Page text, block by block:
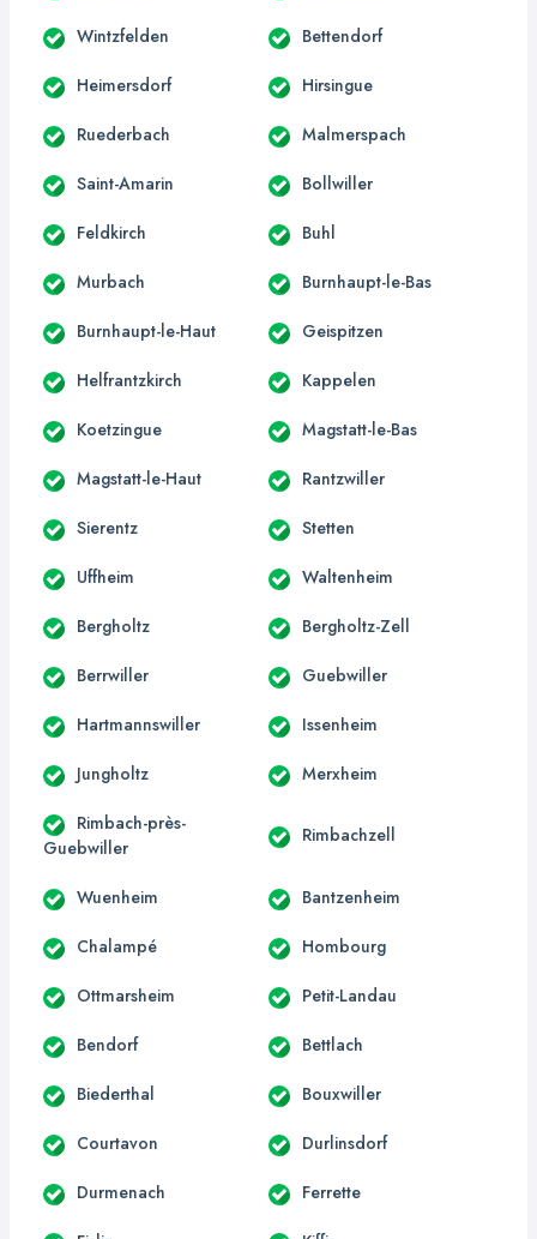
Wintzfelden Bettendorf
Heimersdorf Hirsingue
Ruederbach Malmerspach
Saint-Amarin Bollwiller
Feldkirch Buhl
Murbach Burnhaupt-le-Bas
Burnhaupt-le-Haut Geispitzen
Helfrantzkirch Kappelen
Koetzingue Magstatt-le-Bas
Magstatt-le-Haut Rantzwiller
Sierentz Stetten
Uffheim Waltenheim
Bergholtz Bergholtz-Zell
Berrwiller Guebwiller
Hartmannswiller Issenheim
Jungholtz Merxheim
Rimbach-près-
Guebwiller
Rimbachzell
Wuenheim Bantzenheim
Chalampé Hombourg
Ottmarsheim Petit-Landau
Bendorf Bettlach
Biederthal Bouxwiller
Courtavon Durlinsdorf
Durmenach Ferrette